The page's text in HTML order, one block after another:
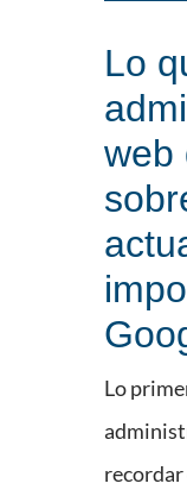
Lo
web
Lo
recordar